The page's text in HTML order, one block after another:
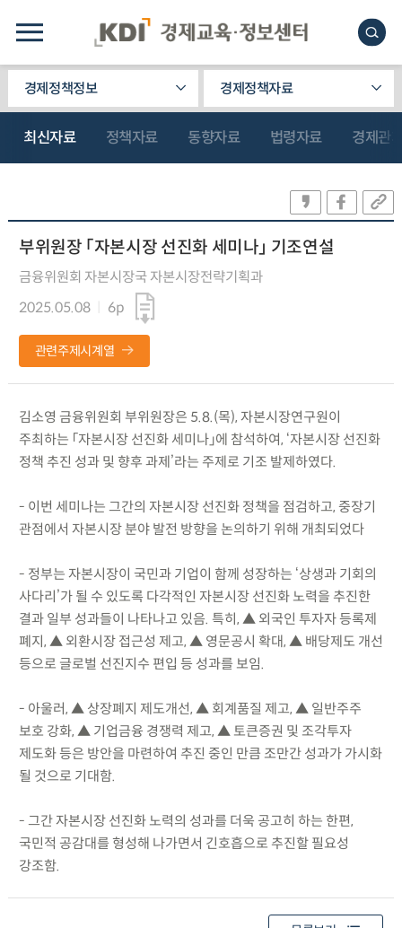
경제정책정보 경제정책자료
최신자료 정책자료 동향자료 법령자료 경제관
부위원장 「자본시장 선진화 세미나」 기조연설
금융위원회 자본시장국 자본시장전략기획과
2025.05.08
6p
관련주제시계열
김소영 금융위원회 부위원장은 5.8.(목), 자본시장연구원이
주최하는 「자본시장 선진화 세미나」에 참석하여, ‘자본시장 선진화
정책 추진 성과 및 향후 과제’라는 주제로 기조 발제하였다.
- 이번 세미나는 그간의 자본시장 선진화 정책을 점검하고, 중장기
관점에서 자본시장 분야 발전 방향을 논의하기 위해 개최되었다
- 정부는 자본시장이 국민과 기업이 함께 성장하는 ‘상생과 기회의
사다리’가 될 수 있도록 다각적인 자본시장 선진화 노력을 추진한
결과 일부 성과들이 나타나고 있음. 특히, ▲ 외국인 투자자 등록제
폐지, ▲ 외환시장 접근성 제고, ▲ 영문공시 확대, ▲ 배당제도 개선
등으로 글로벌 선진지수 편입 등 성과를 보임.
- 아울러, ▲ 상장폐지 제도개선, ▲ 회계품질 제고, ▲ 일반주주
보호 강화, ▲ 기업금융 경쟁력 제고, ▲ 토큰증권 및 조각투자
제도화 등은 방안을 마련하여 추진 중인 만큼 조만간 성과가 가시화
될 것으로 기대함.
- 그간 자본시장 선진화 노력의 성과를 더욱 공고히 하는 한편,
국민적 공감대를 형성해 나가면서 긴호흡으로 추진할 필요성
강조함.